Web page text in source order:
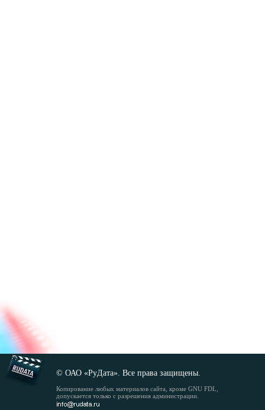
© ОАО «РуДата». Все права защищены.
Копирование любых материалов сайта, кроме GNU FDL,
допускается только с разрешения администрации.